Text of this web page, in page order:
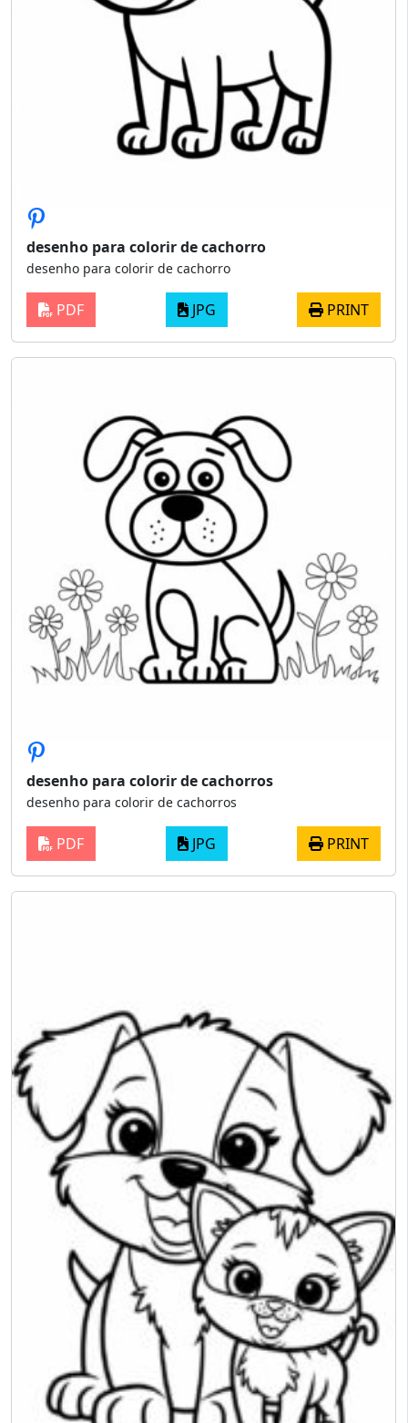
desenho para colorir de cachorro
desenho para colorir de cachorro
PDF JPG PRINT
desenho para colorir de cachorros
desenho para colorir de cachorros
PDF JPG PRINT